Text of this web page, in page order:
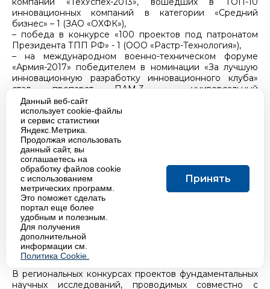
инновационных компаний в категории «Средний
бизнес» – 1 (ЗАО «ОХФК»),
– победа в конкурсе «100 проектов под патронатом
Президента ТПП РФ» - 1 (ООО «Растр-Технология»),
– на международном военно-техническом форуме
«Армия-2017» победителем в номинации «За лучшую
инновационную разработку инновационного клуба»
стал препарат ПАМ-3 – универсальный
кровезаменитель с функцией переноса кислорода
(ООО «Паритет»).
Кроме того, сотрудникам НПК города вручено
значительное количество ведомственных наград: 8
медалей, 156 почетных грамот, благодарностей и
благодарственных писем, 66 почетных нагрудных
знаков.
Среди региональных наград обнинских ученых –
медаль «За особые заслуги перед Калужской
областью» 2-й степени, 11 Почетных грамот и
благодарностей Губернатора Калужской области, 52
почетных грамот и благодарственных писем областных
министерств.
В региональных конкурсах проектов фундаментальных
научных исследований, проводимых совместно с
Данный веб-сайт
использует cookie-файлы
и сервис статистики
Яндекс.Метрика.
Продолжая использовать
данный сайт, вы
соглашаетесь на
обработку файлов cookie
с использованием
метрических программ.
Это поможет сделать
портал еще более
удобным и полезным.
Для получения
дополнительной
информации см.
Политика Cookie.
Принять